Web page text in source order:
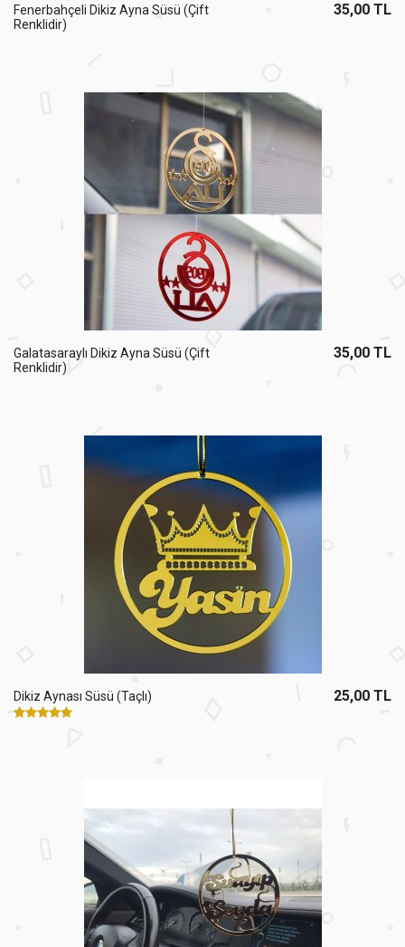
Fenerbahçeli Dikiz Ayna Süsü (Çift
Renklidir)
35,00 TL
Galatasaraylı Dikiz Ayna Süsü (Çift
Renklidir)
35,00 TL
Dikiz Aynası Süsü (Taçlı) 25,00 TL